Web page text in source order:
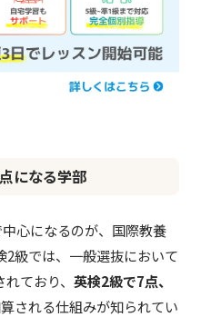
になる学部
心になるのが、国際教養
2級では、一般選抜において
ており、 英検2級で7点、
される仕組みが知られてい